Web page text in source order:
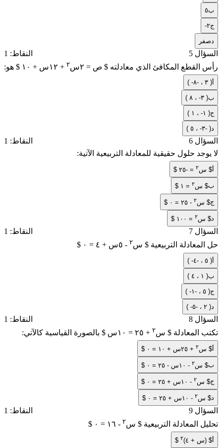
ب٥
ج-٢
صفر
السؤال 5
النقاط: 1
رأس القطع المكافئ الذي معادلته $ ص = ٢س
٢+ ١٢س + ١٠ $ هو:
( -٣ ، -٨ )
ب( ٣- ، ٨ )
ج( ١- ، ١ )
( ٣- ، ٥- )
السؤال 6
النقاط: 1
لا يوجد حلول حقيقية للمعادلة التربيعية الآتية:
$ س ٢= -٢٥ $
ب$ س ٢= ١ $
ج$ س ٢- ٢٥ = ٠ $
$ س ٢= ١٠٠ $
السؤال 7
النقاط: 1
حل المعادلة التربيعية $ س ٢- ٥س + ٤ = ٠ $
( -٥ ، -٤ )
ب( ١ ، ٤ )
ج( -٥ ، -١ )
( -٢ ، -٥ )
السؤال 8
النقاط: 1
تكتب المعادلة $ س ٢+ ٢٥ = ١٠س $ بالصورة القياسية كالآتي:
$ س ٢+ ٢٥س + ١٠ = ٠ $
ب$ س ٢- ١٠س - ٢٥ = ٠ $
ج$ س ٢- ١٠س + ٢٥ = ٠ $
$ س ٢- ١٠س + ٢٥ = ٠ $
السؤال 9
النقاط: 1
تحليل المعادلة التربيعية $ س ٢- ١٦ = ٠ $
$ (س + ٤) ٢$